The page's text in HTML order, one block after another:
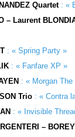
Quartet: «
– Laurent
: « Spring Party »
: « Fanfare XP »
: « Morgan The
Trio : « Contra
: « Invisible
–